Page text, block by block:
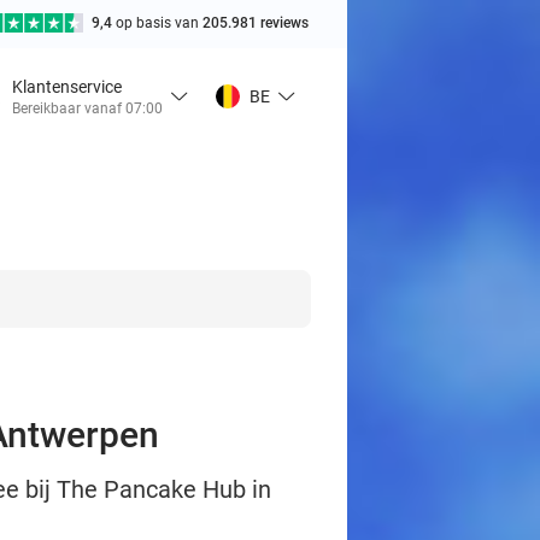
9,4 op basis van 205.981 reviews
Klantenservice
Bereikbaar vanaf 07:00
BE
bij The Pancake Hub in